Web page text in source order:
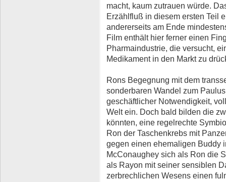
macht, kaum zutrauen würde.
Erzählfluß in diesem ersten Teil
andererseits am Ende
Film enthält hier ferner einen
Pharmaindustrie, die versucht,
Medikament in den Markt zu
Rons Begegnung mit dem
sonderbaren Wandel zum
geschäftlicher Notwendigkeit,
Welt ein. Doch bald bilden die
könnten, eine regelrechte
Ron der Taschenkrebs mit
gegen einen ehemaligen Buddy
McConaughey sich als Ron die
als Rayon mit seiner sensiblen
zerbrechlichen Wesens einen